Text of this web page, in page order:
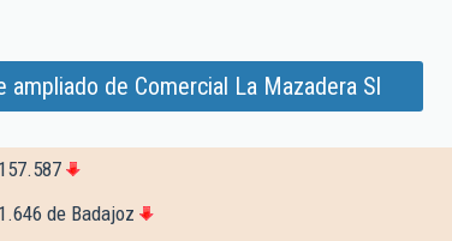
ampliado de Comercial La Mazadera Sl
de Badajoz